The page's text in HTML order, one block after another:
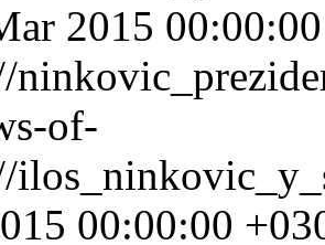
2015
of-
00:00:00